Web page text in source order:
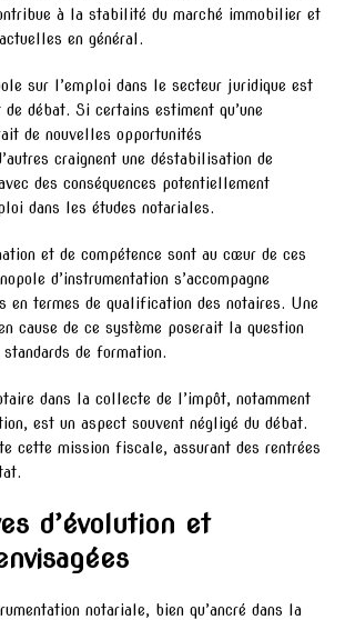
à la stabilité du marché immobilier et
en général.
sur l’emploi dans le secteur juridique est
débat. Si certains estiment qu’une
de nouvelles opportunités
craignent une déstabilisation de
des conséquences potentiellement
dans les études notariales.
et de compétence sont au cœur de ces
d’instrumentation s’accompagne
en termes de qualification des notaires. Une
cause de ce système poserait la question
de formation.
dans la collecte de l’impôt, notamment
est un aspect souvent négligé du débat.
cette mission fiscale, assurant des rentrées
d’évolution et
notariale, bien qu’ancré dans la